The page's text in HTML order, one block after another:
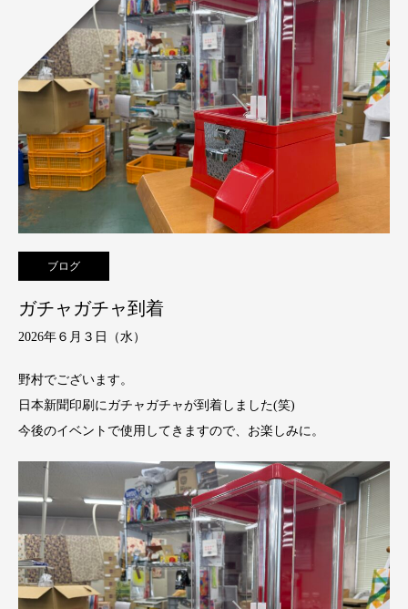
ブログ
ガチャガチャ到着
2026年６月３日（水）
野村でございます。
日本新聞印刷にガチャガチャが到着しました(笑)
今後のイベントで使用してきますので、お楽しみに。